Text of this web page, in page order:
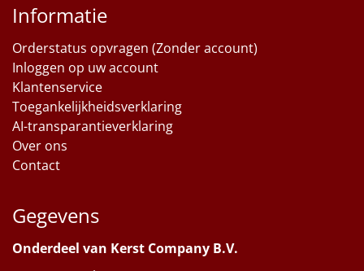
Informatie
Orderstatus opvragen (Zonder account)
Inloggen op uw account
Klantenservice
Toegankelijkheidsverklaring
AI-transparantieverklaring
Over ons
Contact
Gegevens
Onderdeel van Kerst Company B.V.